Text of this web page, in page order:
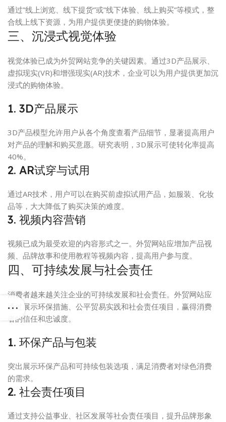
通过”线上浏览、线下提货”或”线下体验、线上购买”等模式，整
合线上线下资源，为用户提供更便捷的购物体验。
三、沉浸式视觉体验
视觉体验已成为外贸网站竞争的关键因素。通过3D产品展示、
虚拟现实(VR)和增强现实(AR)技术，企业可以为用户提供更加沉
浸式的购物体验。
1. 3D产品展示
3D产品模型允许用户从各个角度查看产品细节，显著提高用户
对产品的理解和购买意愿。研究表明，3D展示可使转化率提高
40%。
2. AR试穿与试用
通过AR技术，用户可以在购买前虚拟试用产品，如服装、化妆
品等，大大降低了购买决策的难度。
3. 视频内容营销
视频已成为最受欢迎的内容形式之一。外贸网站应增加产品视
频、品牌故事和使用教程等视频内容，提高用户参与度。
四、可持续发展与社会责任
消费者越来越关注企业的可持续发展和社会责任。外贸网站应
通过展示环保措施、公平贸易实践和社会责任项目，赢得消费
者的信任和忠诚度。
1. 环保产品与包装
突出展示环保产品和可持续包装选项，满足消费者对绿色消费
的需求。
2. 社会责任项目
通过支持公益事业、社区发展等社会责任项目，提升品牌形象